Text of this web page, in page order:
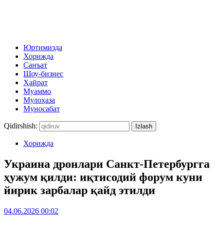
Юртимизда
Хорижда
Санъат
Шоу-бизнес
Ҳайрат
Муаммо
Мулоҳаза
Муносабат
Qidirshish:
Хорижда
Украина дронлари Санкт-Петербургга
ҳужум қилди: иқтисодий форум куни
йирик зарбалар қайд этилди
04.06.2026 00:02